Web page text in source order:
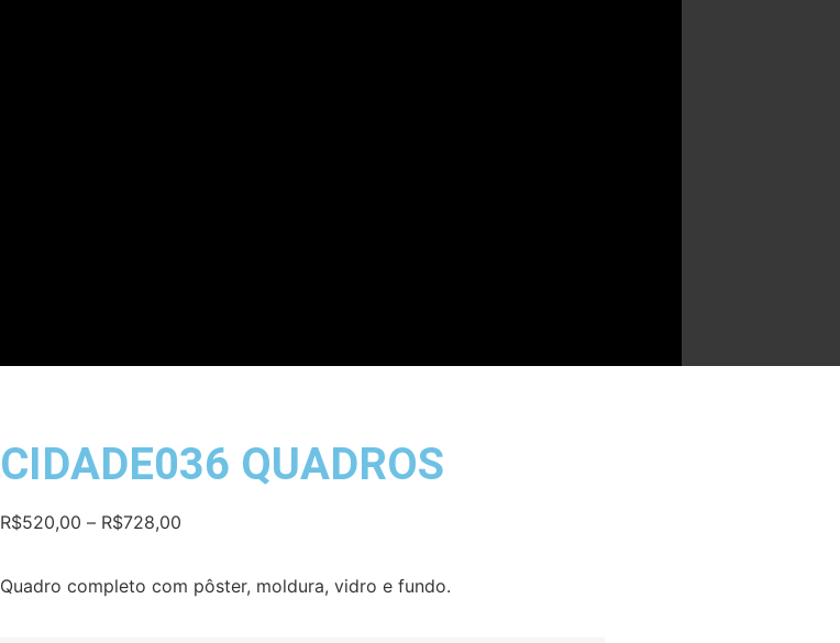
CIDADE036 QUADROS
R$520,00 – R$728,00
Quadro completo com pôster, moldura, vidro e fundo.